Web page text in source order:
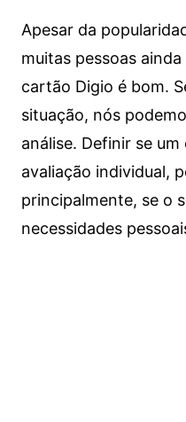
Apesar da
muitas pessoas
cartão Digio é bom.
situação, nós
análise. Definir se
avaliação individual,
principalmente, se o
necessidades